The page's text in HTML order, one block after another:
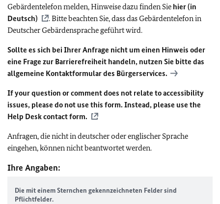
Gebärdentelefon melden, Hinweise dazu finden Sie hier (in
Deutsch)
. Bitte beachten Sie, dass das Gebärdentelefon in
Deutscher Gebärdensprache geführt wird.
Sollte es sich bei Ihrer Anfrage nicht um einen Hinweis oder
eine Frage zur Barrierefreiheit handeln, nutzen Sie bitte das
allgemeine Kontaktformular des Bürgerservices.
If your question or comment does not relate to accessibility
issues, please do not use this form. Instead, please use the
Help Desk contact form.
Anfragen, die nicht in deutscher oder englischer Sprache
eingehen, können nicht beantwortet werden.
Ihre Angaben:
Die mit einem Sternchen gekennzeichneten Felder sind
Pflichtfelder.